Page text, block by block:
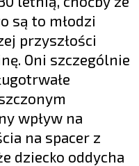
są to młodzi
przyszłości
Oni szczególnie
wpływ na
na spacer z
dziecko oddycha